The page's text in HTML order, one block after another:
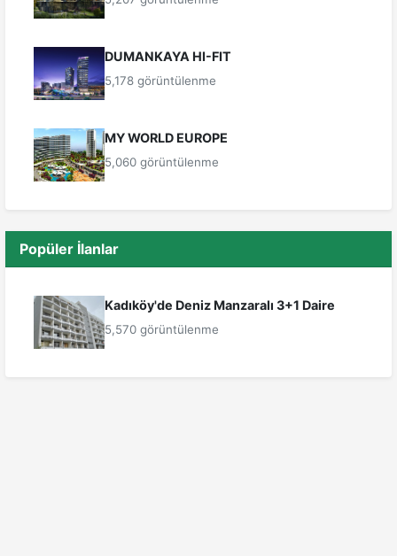
DUMANKAYA HI-FIT
5,178 görüntülenme
MY WORLD EUROPE
5,060 görüntülenme
Popüler İlanlar
Kadıköy'de Deniz Manzaralı 3+1 Daire
5,570 görüntülenme